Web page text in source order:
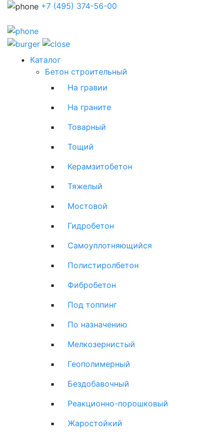
+7 (495) 374-56-00
Каталог
Бетон строительный
На гравии
На граните
Товарный
Тощий
Керамзитобетон
Тяжелый
Мостовой
Гидробетон
Самоуплотняющийся
Полистиролбетон
Фибробетон
Под топпинг
По назначению
Мелкозернистый
Геополимерный
Бездобавочный
Реакционно-порошковый
Жаростойкий